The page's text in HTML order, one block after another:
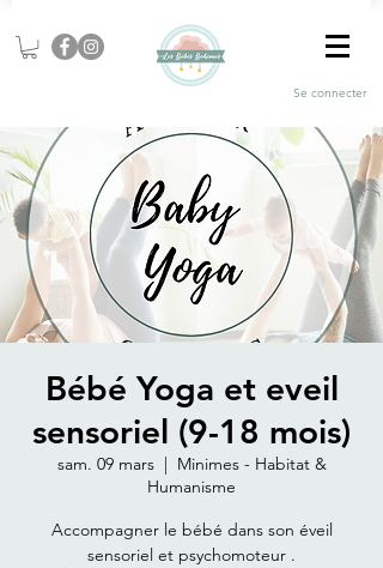
Se connecter
Bébé Yoga et eveil
sensoriel (9-18 mois)
sam. 09 mars
  |
Minimes - Habitat &
Humanisme
Accompagner le bébé dans son éveil
sensoriel et psychomoteur .